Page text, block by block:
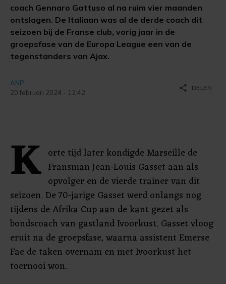
coach Gennaro Gattuso al na ruim vier maanden
ontslagen. De Italiaan was al de derde coach dit
seizoen bij de Franse club, vorig jaar in de
groepsfase van de Europa League een van de
tegenstanders van Ajax.
ANP
20 februari 2024 - 12:42
share DELEN
K orte tijd later kondigde Marseille de
Fransman Jean-Louis Gasset aan als
opvolger en de vierde trainer van dit
seizoen. De 70-jarige Gasset werd onlangs nog
tijdens de Afrika Cup aan de kant gezet als
bondscoach van gastland Ivoorkust. Gasset vloog
eruit na de groepsfase, waarna assistent Emerse
Fae de taken overnam en met Ivoorkust het
toernooi won.